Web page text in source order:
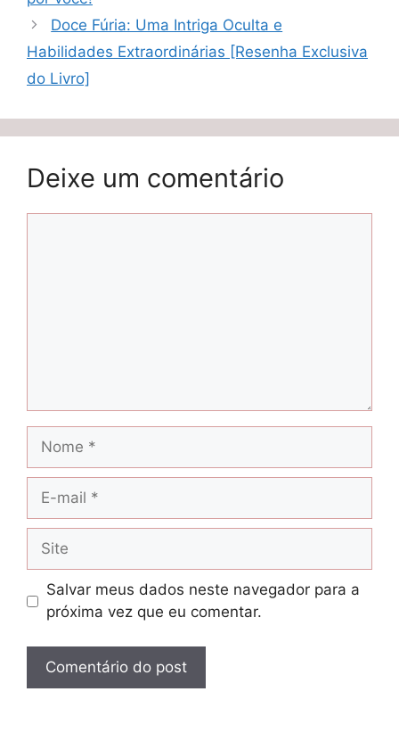
Doce Fúria: Uma Intriga Oculta e
Habilidades Extraordinárias [Resenha Exclusiva
do Livro]
Deixe um comentário
Nome
Site
Salvar meus dados neste navegador para a
próxima vez que eu comentar.